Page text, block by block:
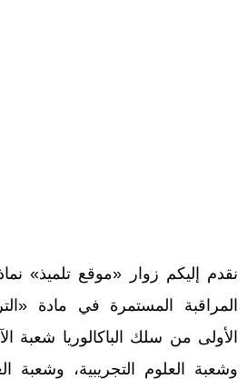
نقدم إليكم زوار «موقع تلميذ»
المراقبة المستمرة في مادة
الأولى من سلك الباكالوريا شعبة
وشعبة العلوم التجريبية، وشعبة